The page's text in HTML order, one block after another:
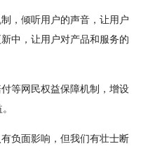
，倾听用户的声音，让用户
中，让用户对产品和服务的
等网民权益保障机制，增设
负面影响，但我们有壮士断